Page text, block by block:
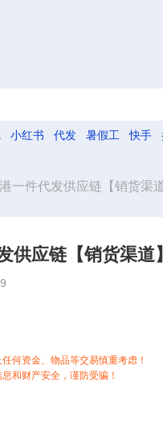
小红书 代发 暑假工 快手
一件代发供应链【销货渠
供应链【销货渠道
何资金、物品等交易慎重考虑！
和财产安全，谨防受骗！